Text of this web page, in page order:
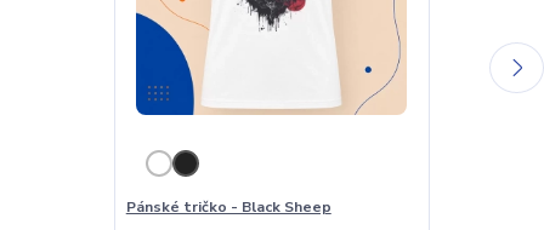
Pánské tričko - Black Sheep